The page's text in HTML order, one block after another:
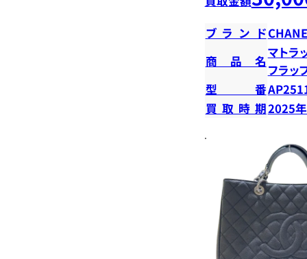
ブランド
商品名
マトラ
フラッ
型番
買取時期2025